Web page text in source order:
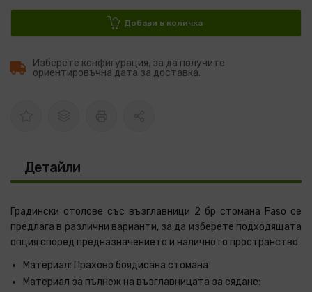
Добави в количка
Изберете конфигурация, за да получите
ориентировъчна дата за доставка.
Детайли
Градински столове със възглавници 2 бр стомана Faso се
предлага в различни варианти, за да изберете подходящата
опция според предназначението и наличното пространство.
Материал: Прахово боядисана стомана
Материал за пълнеж на възглавницата за сядане: